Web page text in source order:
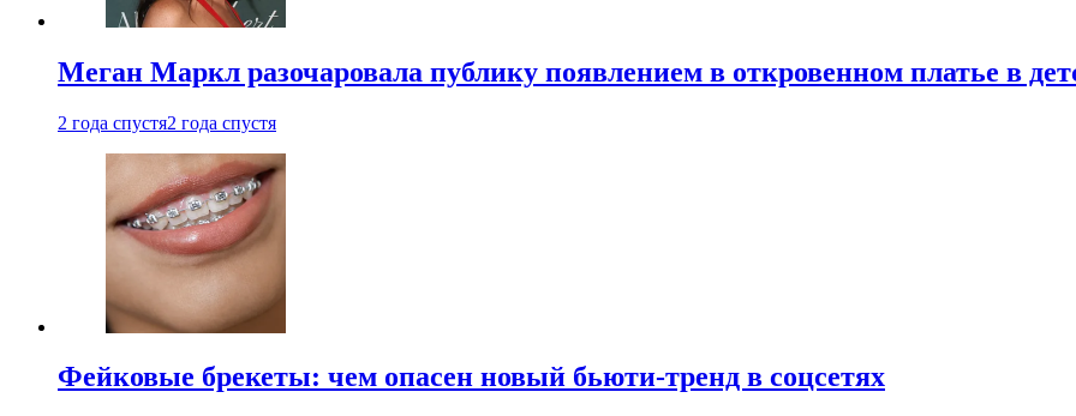
Меган Маркл разочаровала публику появлением в откровенном платье в
2 года спустя2 года спустя
Фейковые брекеты: чем опасен новый бьюти-тренд в соцсетях